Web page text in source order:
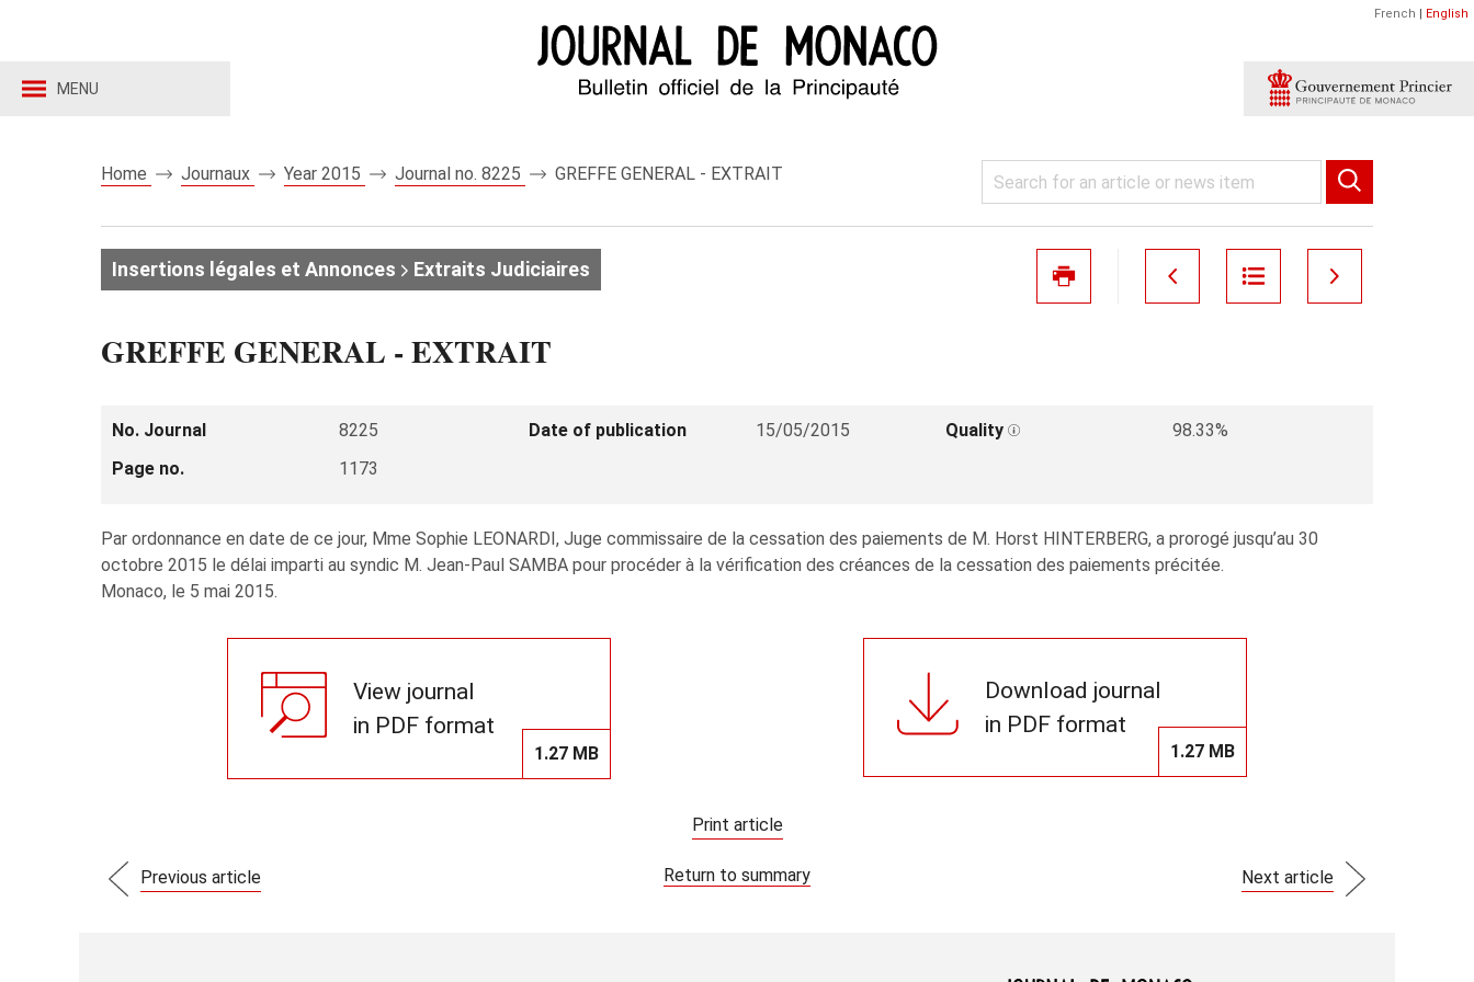
MENU
French | English
Home Journaux Year 2015 Journal no. 8225 GREFFE GENERAL - EXTRAIT
Insertions légales et Annonces Extraits Judiciaires
GREFFE GENERAL - EXTRAIT
No. Journal 8225 Date of publication 15/05/2015 Quality
98.33%
Page no.
1173
Par ordonnance en date de ce jour, Mme Sophie LEONARDI, Juge commissaire de la cessation des paiements de M. Horst HINTERBERG, a prorogé jusqu’au 30
octobre 2015 le délai imparti au syndic M. Jean-Paul SAMBA pour procéder à la vérification des créances de la cessation des paiements précitée.
Monaco, le 5 mai 2015.
View journal
in PDF format
1.27 MB
Download journal
in PDF format
1.27 MB
Print article
Previous article Return to summary Next article